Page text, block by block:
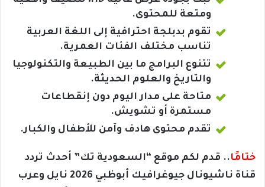
ومتعة للمحتوى.
تقوم بدبلجة احترافية إلى اللغة العربية
تناسب مختلف الفئات العمرية.
تتنوع البرامج ما بين الطبيعة والتكنولوجيا
والتاريخ والعلوم الحديثة.
متاحة على مدار اليوم دون إنقطاعات
مستمرة أو تشويش.
تقدم محتوى هادف وآمن للأطفال والكبار.
ختامًا.. قدم لكم موقع “السعودية تك” أحدث تردد
قناة ناشيونال جيوغرافيك أبوظبي 2026 نايل وعرب